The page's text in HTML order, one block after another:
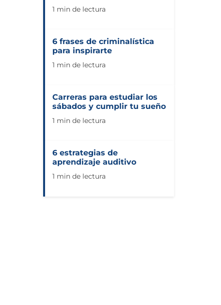
1 min de lectura
6 frases de criminalística
para inspirarte
1 min de lectura
Carreras para estudiar los
sábados y cumplir tu sueño
1 min de lectura
6 estrategias de
aprendizaje auditivo
1 min de lectura